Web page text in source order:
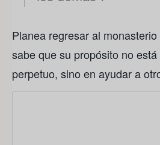
Planea regresar al
sabe que su propósito no
perpetuo, sino en ayudar a